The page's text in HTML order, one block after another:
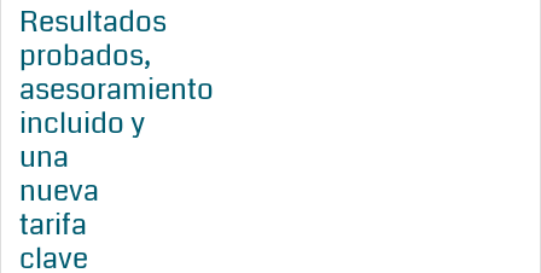
Resultados
probados,
asesoramiento
incluido y
una
nueva
tarifa
clave